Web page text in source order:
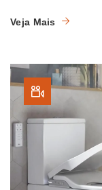
Veja Mais